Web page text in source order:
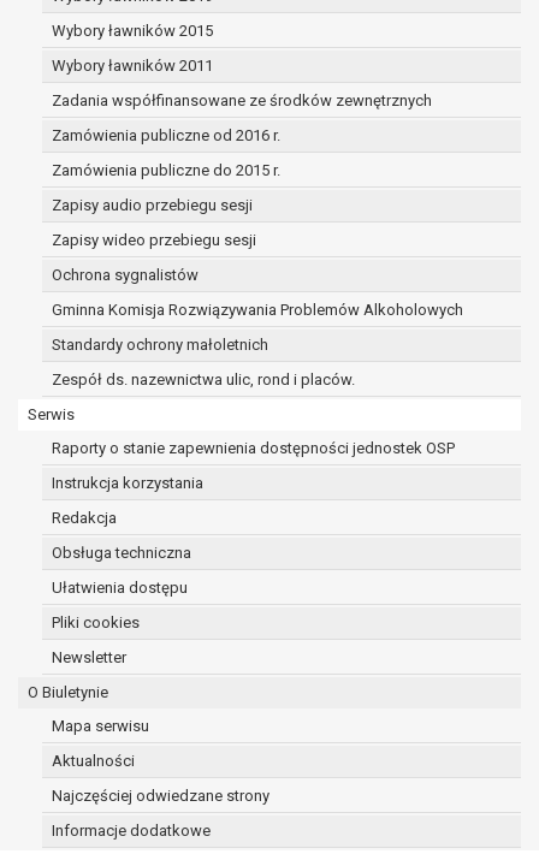
Wybory ławników 2015
Wybory ławników 2011
Zadania współfinansowane ze środków zewnętrznych
Zamówienia publiczne od 2016 r.
Zamówienia publiczne do 2015 r.
Zapisy audio przebiegu sesji
Zapisy wideo przebiegu sesji
Ochrona sygnalistów
Gminna Komisja Rozwiązywania Problemów Alkoholowych
Standardy ochrony małoletnich
Zespół ds. nazewnictwa ulic, rond i placów.
Serwis
Raporty o stanie zapewnienia dostępności jednostek OSP
Instrukcja korzystania
Redakcja
Obsługa techniczna
Ułatwienia dostępu
Pliki cookies
Newsletter
O Biuletynie
Mapa serwisu
Aktualności
Najczęściej odwiedzane strony
Informacje dodatkowe
celu wywiązania się z obowiązku
prawo do żądania ograniczenia
przetwarzania danych osobowych na
podstawie art. 18 RODO, w przypadku gdy:
osoba, której dane dotyczą
kwestionuje prawidłowość danych
osobowych – na okres pozwalający
administratorowi sprawdzić
przetwarzanie danych jest niezgodne
z prawem, a osoba, której dane
dotyczą, sprzeciwia się usunięciu
danych, żądając w zamian ich
ograniczenia,
danych dla swoich celów, ale osoba,
której dane dotyczą, potrzebuje ich do
ustalenia, obrony lub dochodzenia
roszczeń,
osoba, której dane dotyczą, wniosła
sprzeciw wobec przetwarzania
danych - do czasu ustalenia czy
prawnie uzasadnione podstawy po
podstawie art. 20 RODO, w przypadku gdy
przetwarzanie danych odbywa się na
której dane dotyczą lub na podstawie